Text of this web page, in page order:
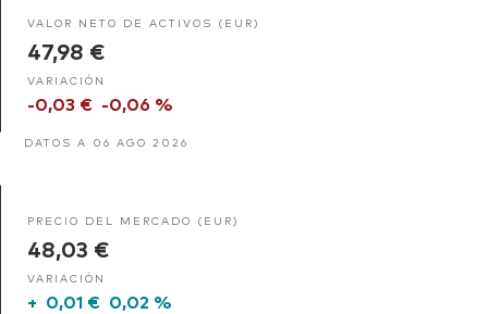
VALOR NETO DE ACTIVOS (EUR)
47,98 €
VARIACIÓN
-0,03 € -0,06 %
DATOS A 06 AGO 2026
PRECIO DEL MERCADO (EUR)
48,03 €
VARIACIÓN
+ 0,01 € 0,02 %